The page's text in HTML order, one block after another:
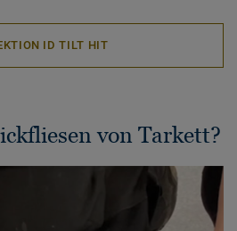
ID TILT HIT
von Tarkett?